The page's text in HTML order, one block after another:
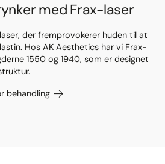
med Frax-laser
der fremprovokerer huden til at
Hos AK Aesthetics har vi Frax-
1550 og 1940, som er designet
behandling